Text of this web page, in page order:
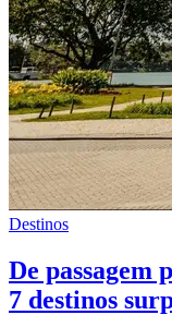
Destinos
De passagem
7 destinos